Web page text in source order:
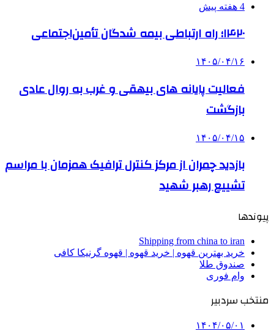
4 هفته پیش
۱۴۲۰؛ راه ارتباطی بیمه شدگان تأمین‌اجتماعی
۱۴۰۵/۰۴/۱۶
فعالیت پایانه های بیهقی و غرب به روال عادی
بازگشت
۱۴۰۵/۰۴/۱۵
بازدید چمران از مرکز کنترل ترافیک همزمان با مراسم
تشییع رهبر شهید
پیوندها
Shipping from china to iran
خرید بهترین قهوه | خرید قهوه | قهوه گرنیکا کافی
صندوق طلا
وام فوری
منتخب سردبیر
۱۴۰۴/۰۵/۰۱